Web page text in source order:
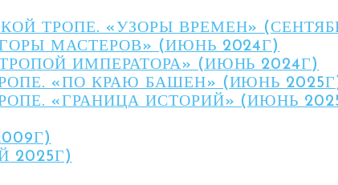
ТРОПЕ. «УЗОРЫ ВРЕМЕН»
МАСТЕРОВ» (ИЮНЬ 2024Г)
ИМПЕРАТОРА» (ИЮНЬ 2024Г)
«ПО КРАЮ БАШЕН» (ИЮНЬ
«ГРАНИЦА ИСТОРИЙ» (ИЮНЬ
2025Г)